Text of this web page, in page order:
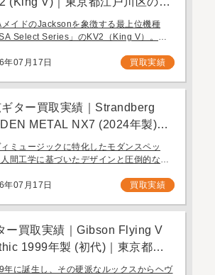
より店舗にて買取
メイドのJacksonを象徴する最上位機種
Select Series」のKV2（King V）。ハ
り愛され続ける、鋭角なフォルムと洗練
年07月17日 買取実績
ター買取実績｜Strandberg
METAL NX7 (2024年製)｜
都江戸川区より店舗にご来店
ミュージックに特化したモダンスペッ
間工学に基づいたデザインと圧倒的なプ
METAL NX7」。 スウェーデン発、独
年07月17日 買取実績
ー買取実績｜Gibson Flying V
1999年製 (初代)｜東京都江
区より店舗へお持ち込み
年に誕生し、その硬派なルックスからヘヴ